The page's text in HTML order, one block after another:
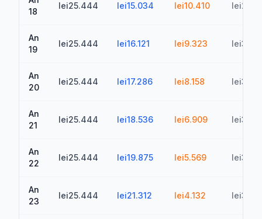
18
lei25.444 lei15.034 lei10.410
An
19
lei25.444 lei16.121 lei9.323
An
20
lei25.444 lei17.286 lei8.158
An
21
lei25.444 lei18.536 lei6.909
An
22
lei25.444 lei19.875 lei5.569
An
23
lei25.444 lei21.312 lei4.132